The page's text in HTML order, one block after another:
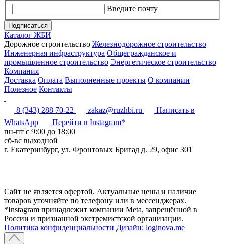
Введите почту
Подписаться
Каталог ЖБИ
Дорожное строительство Железнодорожное строительство
Инженерная инфраструктура Общегражданское и
промышленное строительство Энергетическое строительство
Компания
Доставка Оплата Выполненные проекты О компании
Полезное Контакты
8 (343) 288 70-22 zakaz@ruzhbi.ru
Написать в
WhatsApp
Перейти в Instagram*
пн-пт c 9:00 до 18:00
сб-вс выходной
г. Екатеринбург, ул. Фронтовых Бригад д. 29, офис 301
Сайт не является офертой. Актуальные цены и наличие
товаров уточняйте по телефону или в мессенджерах.
*Instagram принадлежит компании Meta, запрещённой в
России и признанной экстремистской организации.
Политика конфиденциальности Дизайн: loginova.me